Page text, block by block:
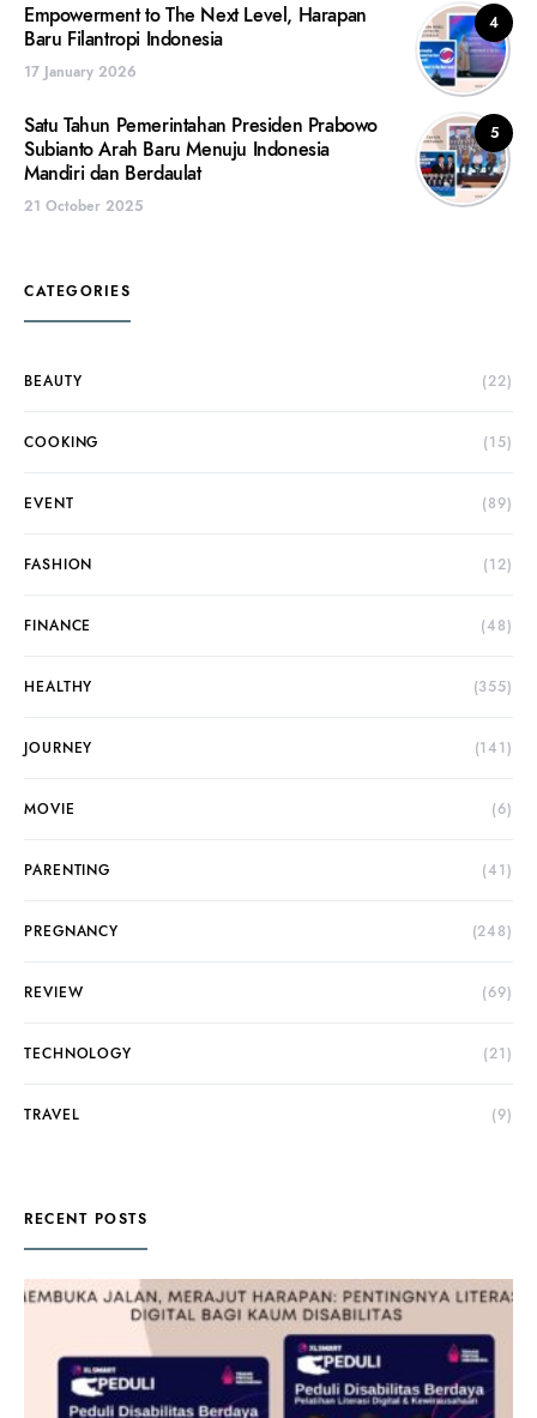
4
Empowerment to The Next Level, Harapan
Baru Filantropi Indonesia
17 January 2026
5
Satu Tahun Pemerintahan Presiden Prabowo
Subianto Arah Baru Menuju Indonesia
Mandiri dan Berdaulat
21 October 2025
CATEGORIES
BEAUTY (22)
COOKING (15)
EVENT (89)
FASHION (12)
FINANCE (48)
HEALTHY (355)
JOURNEY (141)
MOVIE (6)
PARENTING (41)
PREGNANCY (248)
REVIEW (69)
TECHNOLOGY (21)
TRAVEL (9)
RECENT POSTS